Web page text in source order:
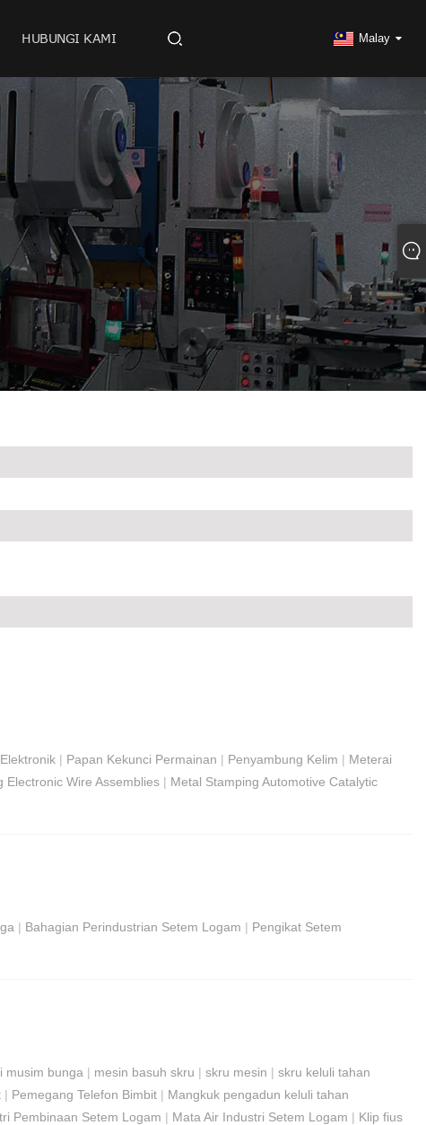
HUBUNGI KAMI Malay
| Papan Kekunci Permainan | Penyambung Kelim | Meterai
Electronic Wire Assemblies | Metal Stamping Automotive Catalytic
| Bahagian Perindustrian Setem Logam | Pengikat Setem
musim bunga | mesin basuh skru | skru mesin | skru keluli tahan
| Pemegang Telefon Bimbit | Mangkuk pengadun keluli tahan
Pembinaan Setem Logam | Mata Air Industri Setem Logam | Klip fius